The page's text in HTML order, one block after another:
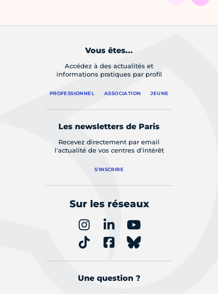
Vous êtes...
Accédez à des actualités et
informations pratiques par profil
PROFESSIONNEL ASSOCIATION JEUNE
Les newsletters de Paris
Recevez directement par email
l'actualité de vos centres d'intérêt
S'INSCRIRE
Sur les réseaux
Une question ?